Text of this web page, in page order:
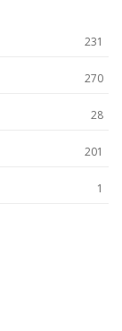
231
270
28
201
1